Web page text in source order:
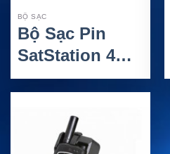
BỘ SẠC
Bộ Sạc Pin
SatStation 4
ngăn Cho
IsatPhone 2